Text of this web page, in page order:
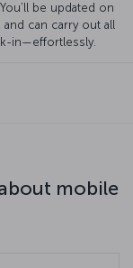
be updated on
can carry out all
in—effortlessly.
mobile